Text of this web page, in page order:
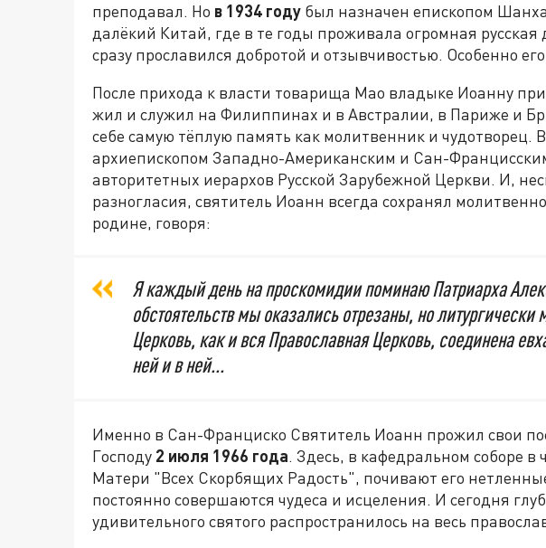
преподавал. Но в 1934 году был назначен епископом
далёкий Китай, где в те годы проживала огромная
сразу прославился добротой и отзывчивостью. Особенно
После прихода к власти товарища Мао владыке Иоанну
жил и служил на Филиппинах и в Австралии, в Париже и
себе самую тёплую память как молитвенник и чудотворец. В
архиепископом Западно-Американским и Сан-
авторитетных иерархов Русской Зарубежной Церкви. И,
разногласия, святитель Иоанн всегда сохранял
родине, говоря:
Я каждый день на проскомидии поминаю Патриарха
обстоятельств мы оказались отрезаны, но
Церковь, как и вся Православная Церковь, соединена
ней и в ней...
Именно в Сан-Франциско Святитель Иоанн прожил свои
Господу 2 июля 1966 года. Здесь, в кафедральном соборе
Матери "Всех Скорбящих Радость", почивают его
постоянно совершаются чудеса и исцеления. И сегодня
удивительного святого распространилось на весь